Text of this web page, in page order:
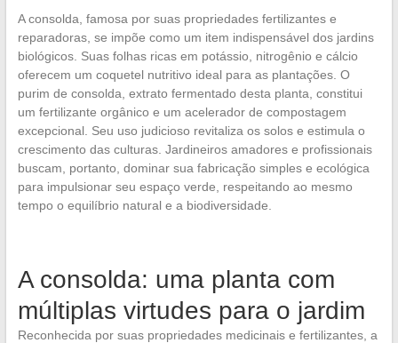
A consolda, famosa por suas propriedades fertilizantes e
reparadoras, se impõe como um item indispensável dos jardins
biológicos. Suas folhas ricas em potássio, nitrogênio e cálcio
oferecem um coquetel nutritivo ideal para as plantações. O
purim de consolda, extrato fermentado desta planta, constitui
um fertilizante orgânico e um acelerador de compostagem
excepcional. Seu uso judicioso revitaliza os solos e estimula o
crescimento das culturas. Jardineiros amadores e profissionais
buscam, portanto, dominar sua fabricação simples e ecológica
para impulsionar seu espaço verde, respeitando ao mesmo
tempo o equilíbrio natural e a biodiversidade.
A consolda: uma planta com
múltiplas virtudes para o jardim
Reconhecida por suas propriedades medicinais e fertilizantes, a